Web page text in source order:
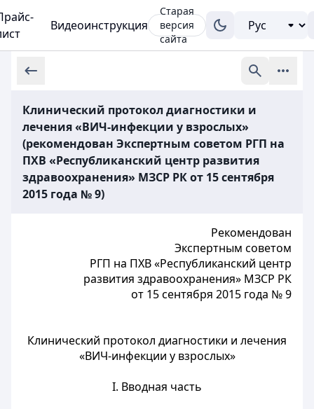
Видеоинструкция
Старая
версия
сайта
Клинический протокол диагностики и
лечения «ВИЧ-инфекции у взрослых»
(рекомендован Экспертным советом РГП на
ПХВ «Республиканский центр развития
здравоохранения» МЗСР РК от 15 сентября
2015 года № 9)
Рекомендован
Экспертным советом
РГП на ПХВ «Республиканский центр
развития здравоохранения» МЗСР РК
от 15 сентября 2015 года № 9
Клинический протокол диагностики и лечения
«ВИЧ-инфекции у взрослых»
I. Вводная часть